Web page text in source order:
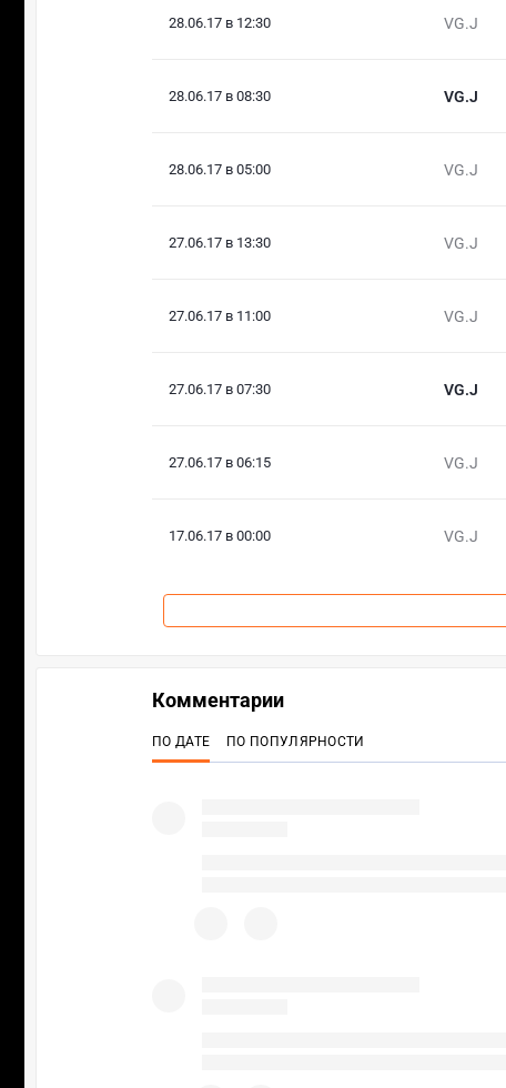
28.06.17 в 12:30 VG.J
28.06.17 в 08:30 VG.J
28.06.17 в 05:00 VG.J
27.06.17 в 13:30 VG.J
27.06.17 в 11:00 VG.J
27.06.17 в 07:30 VG.J
27.06.17 в 06:15 VG.J
17.06.17 в 00:00 VG.J
Комментарии
ПО ДАТЕ ПО ПОПУЛЯРНОСТИ